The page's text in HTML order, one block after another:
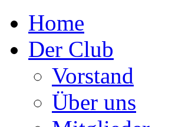
Home
Der Club
Vorstand
Über uns